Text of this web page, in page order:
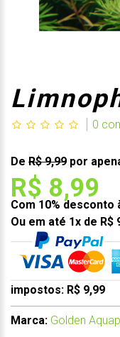
0
De R$ 9,99 por
R$ 8,99
Com 10% desconto
Ou em até 1x de
impostos: R$ 9,99
Marca: Golden